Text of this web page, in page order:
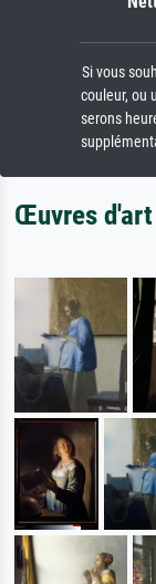
Si vous
couleur, ou
serons
Œuvres